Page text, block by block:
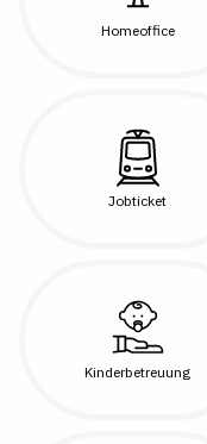
Homeoffice
Jobticket
Kinderbetreuung